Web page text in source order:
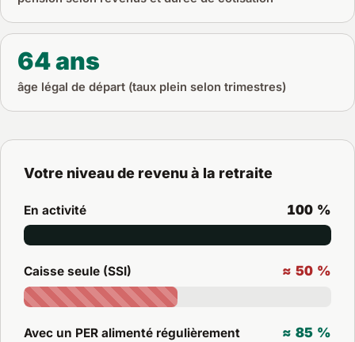
64 ans
âge légal de départ (taux plein selon trimestres)
Votre niveau de revenu à la retraite
En activité 100 %
Caisse seule (SSI) ≈ 50 %
Avec un PER alimenté régulièrement ≈ 85 %